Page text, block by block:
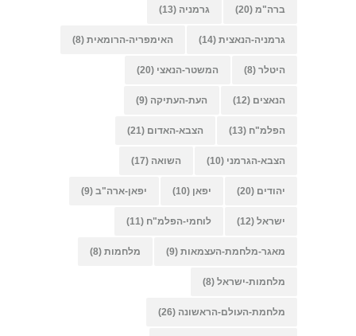
ברה"מ (20) גרמניה (13)
גרמניה-הנאצית (14) האימפריה-הרומאית (8)
היטלר (8) המשטר-הנאצי (20)
הנאצים (12) העת-העתיקה (9)
הפלמ"ח (13) הצבא-האדום (21)
הצבא-הגרמני (10) השואה (17)
יהודים (20) יפאן (10) יפאן-ארה"ב (9)
ישראל (12) לוחמי-הפלמ"ח (11)
מאגר-מלחמת-העצמאות (9) מלחמות (8)
מלחמות-ישראל (8)
מלחמת-העולם-הראשונה (26)